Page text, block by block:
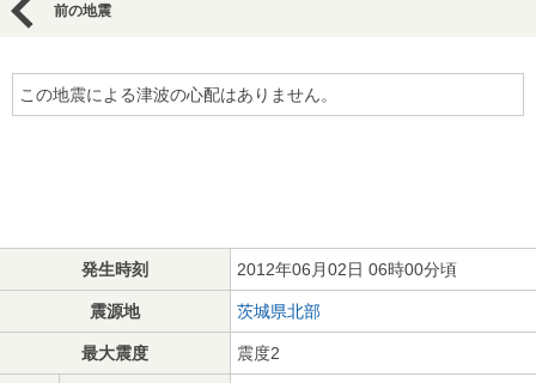
前の地震
この地震による津波の心配はありません。
発生時刻 2012年06月02日 06時00分頃
震源地 茨城県北部
最大震度 震度2